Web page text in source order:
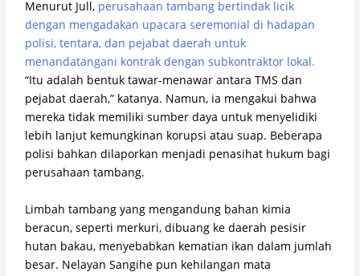
Menurut Jull, perusahaan tambang bertindak licik
dengan mengadakan upacara seremonial di hadapan
polisi, tentara, dan pejabat daerah untuk
menandatangani kontrak dengan subkontraktor lokal.
“Itu adalah bentuk tawar-menawar antara TMS dan
pejabat daerah,” katanya. Namun, ia mengakui bahwa
mereka tidak memiliki sumber daya untuk menyelidiki
lebih lanjut kemungkinan korupsi atau suap. Beberapa
polisi bahkan dilaporkan menjadi penasihat hukum bagi
perusahaan tambang.
Limbah tambang yang mengandung bahan kimia
beracun, seperti merkuri, dibuang ke daerah pesisir
hutan bakau, menyebabkan kematian ikan dalam jumlah
besar. Nelayan Sangihe pun kehilangan mata